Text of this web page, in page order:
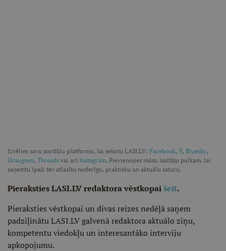
Izvēlies savu soctīklu platformu, lai sekotu LASI.LV: Facebook, X, Bluesky,
Draugiem, Threads vai arī Instagram. Pievienojies mūsu lasītāju pulkam, lai
saņemtu īpaši tev atlasītu noderīgu, praktisku un aktuālu saturu.
Pieraksties LASI.LV redaktora vēstkopaišeit.
Pieraksties vēstkopai un divas reizes nedēļā saņem
padziļinātu LASI.LV galvenā redaktora aktuālo ziņu,
kompetentu viedokļu un interesantāko interviju
apkopojumu.